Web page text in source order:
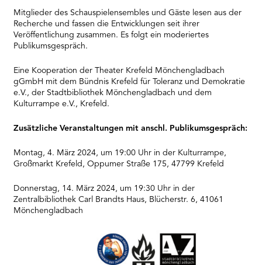
Mitglieder des Schauspielensembles und Gäste lesen aus der
Recherche und fassen die Entwicklungen seit ihrer
Veröffentlichung zusammen. Es folgt ein moderiertes
Publikumsgespräch.
Eine Kooperation der Theater Krefeld Mönchengladbach
gGmbH mit dem Bündnis Krefeld für Toleranz und Demokratie
e.V., der Stadtbibliothek Mönchengladbach und dem
Kulturrampe e.V., Krefeld.
Zusätzliche Veranstaltungen mit anschl. Publikumsgespräch:
Montag, 4. März 2024, um 19:00 Uhr in der Kulturrampe,
Großmarkt Krefeld, Oppumer Straße 175, 47799 Krefeld
Donnerstag, 14. März 2024, um 19:30 Uhr in der
Zentralbibliothek Carl Brandts Haus, Blücherstr. 6, 41061
Mönchengladbach